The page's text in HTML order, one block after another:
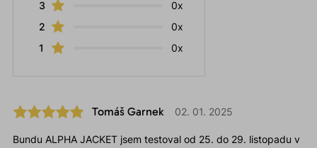
3
0x
2
0x
1
0x
Tomáš Garnek 02. 01. 2025
Bundu ALPHA JACKET jsem testoval od 25. do 29. listopadu v